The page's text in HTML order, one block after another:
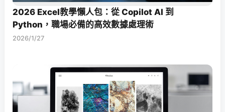
2026 Excel教學懶人包：從 Copilot AI 到
Python，職場必備的高效數據處理術
2026/1/27